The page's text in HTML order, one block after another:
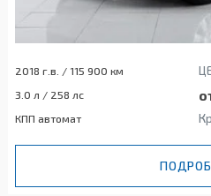
2018 г.в. / 115 900 км
3.0 л / 258 лс
КПП автомат